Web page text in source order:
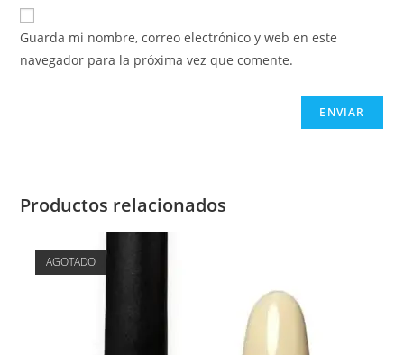
Guarda mi nombre, correo electrónico y web en este
navegador para la próxima vez que comente.
Productos relacionados
AGOTADO